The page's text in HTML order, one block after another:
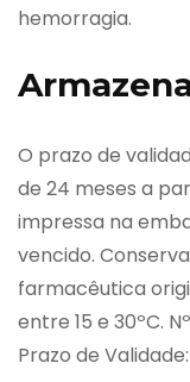
hemorragia.
O prazo de
de 24 meses a
impressa na
vencido.
farmacêutica
entre 15 e 30ºC.
Prazo de